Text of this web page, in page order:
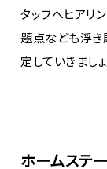
タッフへヒアリ
題点なども浮き
定していきましょ
ホームステ